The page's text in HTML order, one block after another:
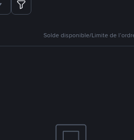
Solde disponible/Limite de